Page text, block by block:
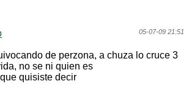
05-07-09 21:51
de perzona, a chuza lo cruce 3
no se ni quien es
quisiste decir